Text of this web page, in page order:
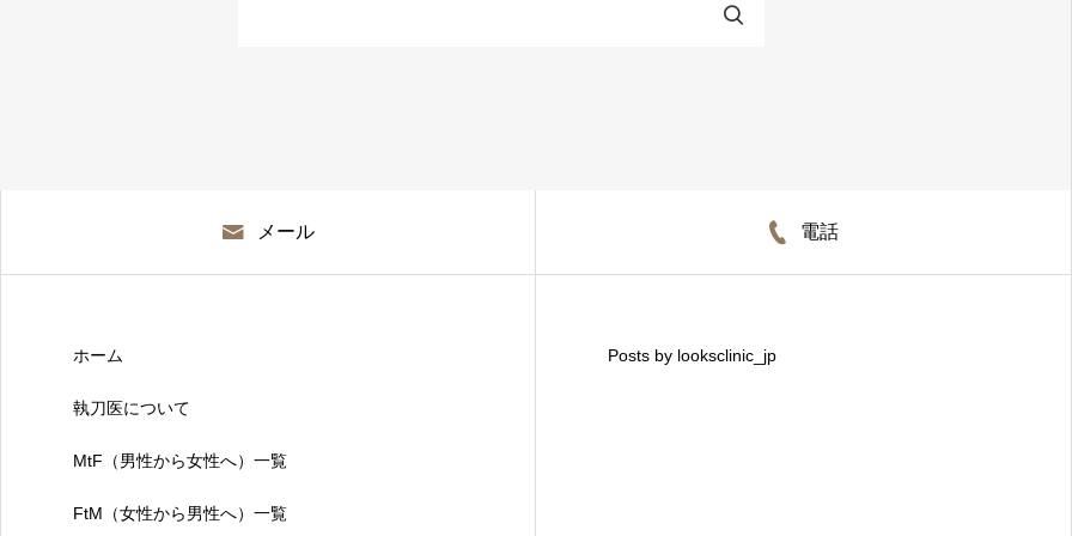
メール 電話
ホーム
執刀医について
MtF（男性から女性へ）一覧
FtM（女性から男性へ）一覧
Posts by looksclinic_jp